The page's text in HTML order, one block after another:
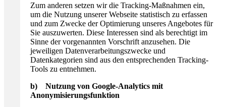
Zum anderen setzen wir die Tracking-Maßnahmen ein,
um die Nutzung unserer Webseite statistisch zu erfassen
und zum Zwecke der Optimierung unseres Angebotes für
Sie auszuwerten. Diese Interessen sind als berechtigt im
Sinne der vorgenannten Vorschrift anzusehen. Die
jeweiligen Datenverarbeitungszwecke und
Datenkategorien sind aus den entsprechenden Tracking-
Tools zu entnehmen.
b) Nutzung von Google-Analytics mit
Anonymisierungsfunktion